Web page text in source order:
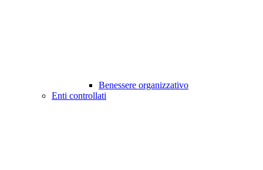
Benessere organizzativo
Enti controllati